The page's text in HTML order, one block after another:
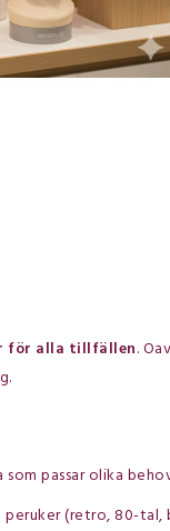
för alla tillfällen.
passar olika
(retro, 80-